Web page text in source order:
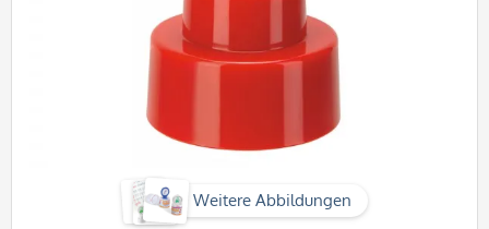
Weitere Abbildungen